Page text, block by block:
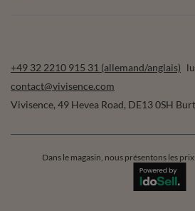
+49 32 2210 915 31 (allemand/anglais)
contact@vivisence.com
Vivisence, 49 Hevea Road, DE13 0SH
Dans le magasin, nous présentons les